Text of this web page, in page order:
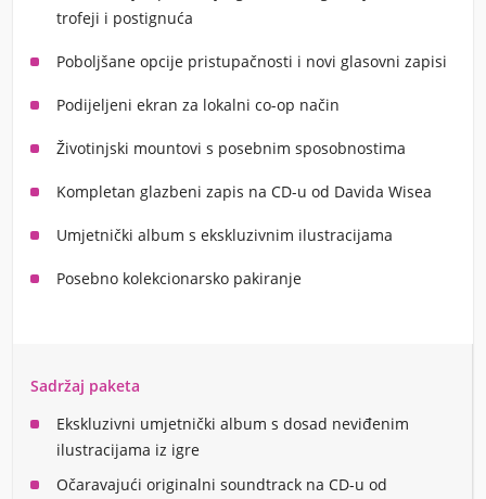
trofeji i postignuća
Poboljšane opcije pristupačnosti i novi glasovni zapisi
Podijeljeni ekran za lokalni co-op način
Životinjski mountovi s posebnim sposobnostima
Kompletan glazbeni zapis na CD-u od Davida Wisea
Umjetnički album s ekskluzivnim ilustracijama
Posebno kolekcionarsko pakiranje
Sadržaj paketa
Ekskluzivni umjetnički album s dosad neviđenim
ilustracijama iz igre
Očaravajući originalni soundtrack na CD-u od